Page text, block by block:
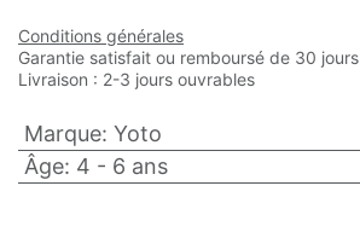
Conditions générales
Garantie satisfait ou remboursé de 30 jours
Livraison : 2-3 jours ouvrables
Marque: Yoto
Âge: 4 - 6 ans